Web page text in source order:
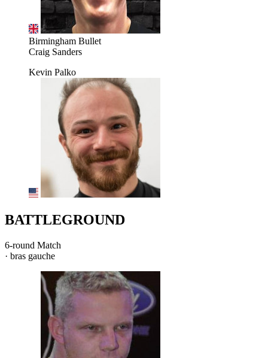
Birmingham Bullet
Craig Sanders
Kevin Palko
BATTLEGROUND
6-round Match
· bras gauche